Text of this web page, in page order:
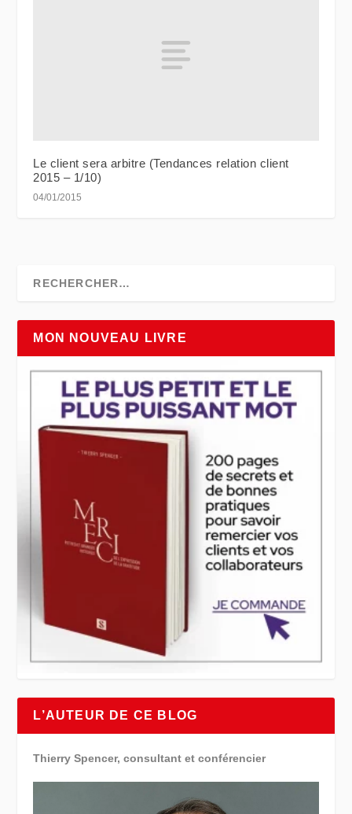
Le client sera arbitre (Tendances relation client
2015 – 1/10)
04/01/2015
MON NOUVEAU LIVRE
L’AUTEUR DE CE BLOG
Thierry Spencer, consultant et conférencier